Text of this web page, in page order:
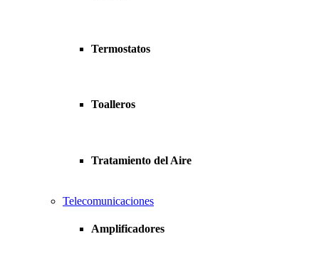
Termostatos
Toalleros
Tratamiento del Aire
Telecomunicaciones
Amplificadores